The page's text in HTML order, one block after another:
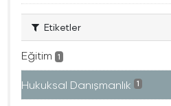
Etiketler
Eğitim 1
Hukuksal Danışmanlık 1